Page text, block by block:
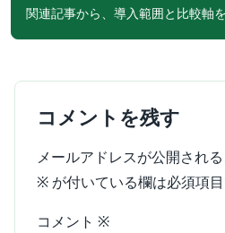
関連記事から、導入範囲と比較軸
コメントを残す
メールアドレスが公開される
※ が付いている欄は必須項
コメント ※